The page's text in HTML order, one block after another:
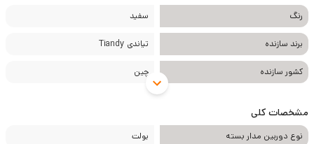
رنگ سفید
برند سازنده تیاندی Tiandy
کشور سازنده چین
مشخصات کلی
نوع دوربین مدار بسته بولت